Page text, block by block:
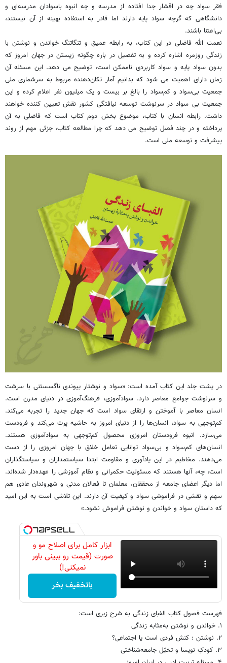
فقر سواد چه در اقشار جدا افتاده از مدرسه و چه انبوه باسوادان مدرسه‌ای و
دانشگاهی که گرچه سواد پایه دارند اما قادر به استفاده بهینه از آن نیستند،
بی‌اعتنا باشند.
نعمت الله فاضلی در این کتاب،‌ به رابطه عمیق و تنگاتنگ خواندن و نوشتن با
زندگی روزمره اشاره کرده و به تفصیل در باره چگونه زیستن در جهان امروز که
بدون سواد پایه و سواد کاربردی ناممکن است، توضیح می دهد. این مسئله آن
زمان دارای اهمیت می شود که بدانیم آمار تکان‌دهنده مربوط به سرشماری ملی
جمعیت بی‌سواد و کم‌سواد را بالغ بر بیست و یک میلیون نفر اعلام کرده و این
جمعیت بی سواد در سرنوشت توسعه نیافتگی کشور نقش تعیین کننده خواهند
داشت. رابطه انسان با کتاب، موضوع بخش دوم کتاب است که فاضلی به آن
پرداخته و در چند فصل توضیح می دهد که چرا مطالعه کتاب، جزئی مهم از روند
پیشرفت و توسعه ملی است.
در پشت جلد این کتاب آمده است: «سواد و نوشتار پیوندی ناگسستنی با سرشت
و سرنوشت جوامع معاصر دارد. سوادآموزی، فرهنگ‌آموزی در دنیای مدرن است.
انسان معاصر با آموختن و ارتقای سواد است که جهان جدید را تجربه می‌کند.
کم‌توجهی به سواد، انسان‌ها را از دنیای امروز به حاشیه پرت می‌کند و فرودست
می‌سازد. انبوه فرودستان امروزی محصول کم‌توجهی به سوادآموزی هستند.
انسان‌های کم‌سواد و بی‌سواد توانایی تعامل خلاق با جهان امروزی را از دست
می‌دهند. مخاطبم در این یادآوری و مقاومت ابتدا سیاستمداران و سیاستگذاران
است، چه، آنها هستند که مسئولیت حکمرانی و نظام آموزشی را عهده‌دار شده‌اند.
اما دیگر اعضای جامعه از محققان، معلمان تا فعالان مدنی و شهروندان عادی هم
سهم و نقشی در فراموشی سواد و کیفیت آن دارند. این تلاشی است به این امید
که داستان سواد و خواندن و نوشتن فراموش نشود.»
ابزار کامل برای اصلاح مو و
صورت (قیمت رو ببینی باور
نمیکنی!)
باتخفیف بخر
فهرست فصول کتاب الفبای زندگی به شرح زیری است:
۱. خواندن و نوشتن به‌مثابه زندگی
۲. نوشتن : کنش فردی است یا اجتماعی؟
۳. کودکِ نویسا و تخیّل جامعه‌شناختی